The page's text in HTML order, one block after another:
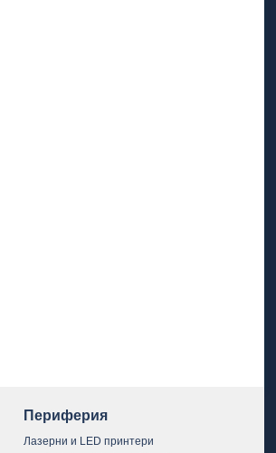
Периферия
Лазерни и LED принтери